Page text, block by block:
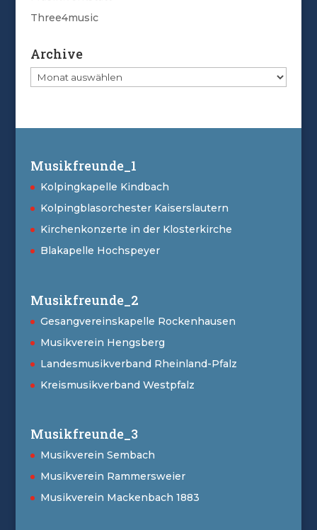
Three4music
Archive
Archive
Musikfreunde_1
Kolpingkapelle Kindbach
Kolpingblasorchester Kaiserslautern
Kirchenkonzerte in der Klosterkirche
Blakapelle Hochspeyer
Musikfreunde_2
Gesangvereinskapelle Rockenhausen
Musikverein Hengsberg
Landesmusikverband Rheinland-Pfalz
Kreismusikverband Westpfalz
Musikfreunde_3
Musikverein Sembach
Musikverein Rammersweier
Musikverein Mackenbach 1883